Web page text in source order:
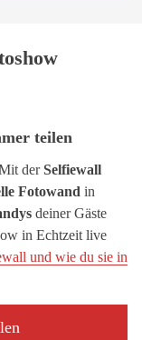
teilen
derSelfiewall
Fotowand in
deiner Gäste
in Echtzeit live
und wie du sie in